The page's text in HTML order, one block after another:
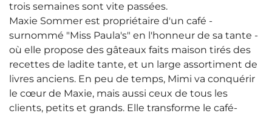
trois semaines sont vite passées.
Maxie Sommer est propriétaire d'un café -
surnommé "Miss Paula's" en l'honneur de sa tante -
où elle propose des gâteaux faits maison tirés des
recettes de ladite tante, et un large assortiment de
livres anciens. En peu de temps, Mimi va conquérir
le cœur de Maxie, mais aussi ceux de tous les
clients, petits et grands. Elle transforme le café-